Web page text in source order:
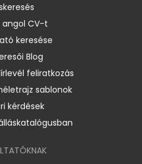
angol CV-t
keresése
Blog
feliratkozás
sablonok
kérdések